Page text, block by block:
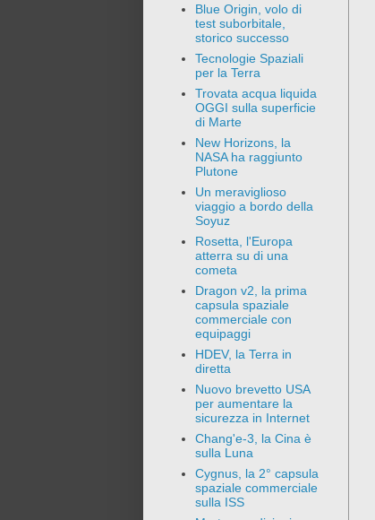
Blue Origin, volo di
test suborbitale,
storico successo
Tecnologie Spaziali
per la Terra
Trovata acqua liquida
OGGI sulla superficie
di Marte
New Horizons, la
NASA ha raggiunto
Plutone
Un meraviglioso
viaggio a bordo della
Soyuz
Rosetta, l'Europa
atterra su di una
cometa
Dragon v2, la prima
capsula spaziale
commerciale con
equipaggi
HDEV, la Terra in
diretta
Nuovo brevetto USA
per aumentare la
sicurezza in Internet
Chang'e-3, la Cina è
sulla Luna
Cygnus, la 2° capsula
spaziale commerciale
sulla ISS